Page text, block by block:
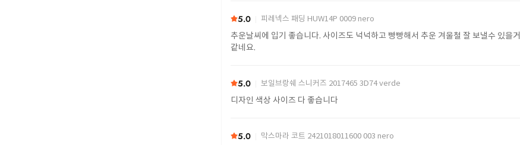
5.0 피레넥스 패딩 HUW14P 0009 nero
추운날씨에 입기 좋습니다. 사이즈도 넉넉하고 빵빵해서 추운 겨울철 잘 보낼수 있을거
같네요.
5.0 보일브랑쉐 스니커즈 2017465 3D74 verde
디자인 색상 사이즈 다 좋습니다
5.0 막스마라 코트 2421018011600 003 nero